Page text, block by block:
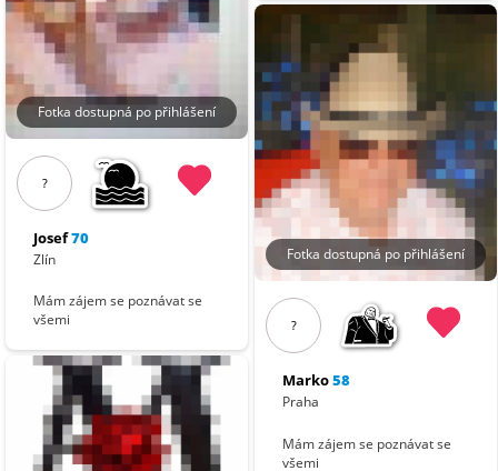
Fotka dostupná po přihlášení
?
Josef70
Zlín
Mám zájem se poznávat se
všemi
Fotka dostupná po přihlášení
?
Marko58
Praha
Mám zájem se poznávat se
všemi